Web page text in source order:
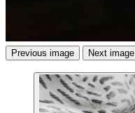
Previous image Next image